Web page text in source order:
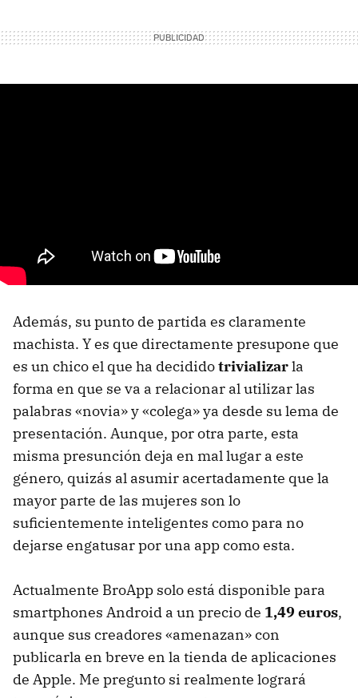
Además, su punto de partida es claramente
machista. Y es que directamente presupone que
es un chico el que ha decididotrivializarla
forma en que se va a relacionar al utilizar las
palabras «novia» y «colega» ya desde su lema de
presentación. Aunque, por otra parte, esta
misma presunción deja en mal lugar a este
género, quizás al asumir acertadamente que la
mayor parte de las mujeres son lo
suficientemente inteligentes como para no
dejarse engatusar por una app como esta.
Actualmente BroApp solo está disponible para
smartphones Android a un precio de 1,49 euros,
aunque sus creadores «amenazan» con
publicarla en breve en la tienda de aplicaciones
de Apple. Me pregunto si realmente logrará